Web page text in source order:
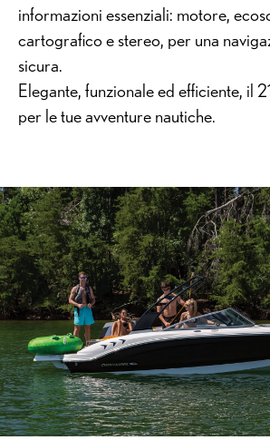
informazioni essenziali: motore,
cartografico e stereo, per una
sicura.
Elegante, funzionale ed efficiente, il
per le tue avventure nautiche.